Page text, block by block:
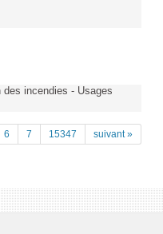
incendies - Usages
6 7 15347 suivant »